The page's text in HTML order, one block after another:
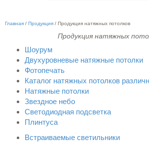
Главная / Продукция / Продукция натяжных потолков
Продукция натяжных
Шоурум
Двухуровневые натяжные потолки
Фотопечать
Каталог натяжных потолков
Натяжные потолки
Звездное небо
Светодиодная подсветка
Плинтуса
Встраиваемые светильники